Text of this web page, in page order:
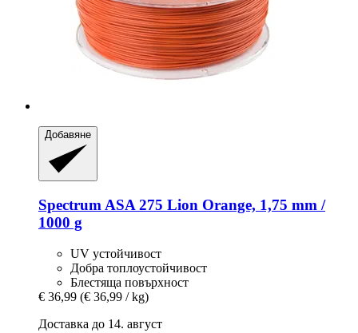
Добавяне
Spectrum ASA 275 Lion Orange, 1,75 mm /
1000 g
UV устойчивост
Добра топлоустойчивост
Блестяща повърхност
€ 36,99 (€ 36,99 / kg)
Доставка до 14. август